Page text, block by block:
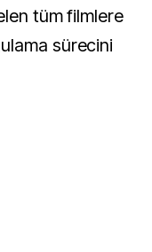
tüm filmlere
sürecini